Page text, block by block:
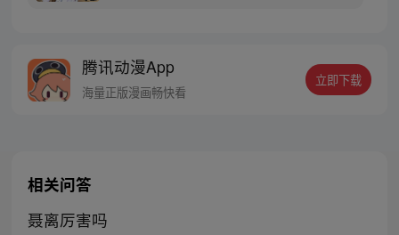
腾讯动漫App
海量正版漫画畅快看
立即下载
相关问答
聂离厉害吗